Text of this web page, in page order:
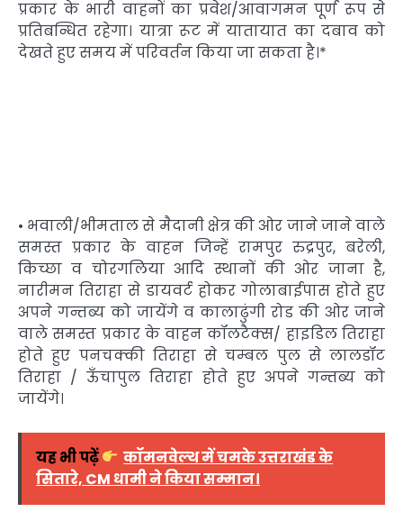
प्रकार के भारी वाहनों का प्रवेश/आवागमन पूर्ण रूप से
प्रतिबन्धित रहेगा। यात्रा रूट में यातायात का दबाव को
देखते हुए समय में परिवर्तन किया जा सकता है।*
• भवाली/भीमताल से मैदानी क्षेत्र की ओर जाने जाने वाले
समस्त प्रकार के वाहन जिन्हें रामपुर रुद्रपुर, बरेली,
किच्छा व चोरगलिया आदि स्थानों की ओर जाना है,
नारीमन तिराहा से डायवर्ट होकर गोलाबाईपास होते हुए
अपने गन्तब्य को जायेंगे व कालाढुंगी रोड की ओर जाने
वाले समस्त प्रकार के वाहन कॉलटैक्स/ हाइडिल तिराहा
होते हुए पनचक्की तिराहा से चम्बल पुल से लालडॉट
तिराहा / ऊँचापुल तिराहा होते हुए अपने गन्तब्य को
जायेंगे।
यह भी पढ़ें
कॉमनवेल्थ में चमके उत्तराखंड के
सितारे, CM धामी ने किया सम्मान।